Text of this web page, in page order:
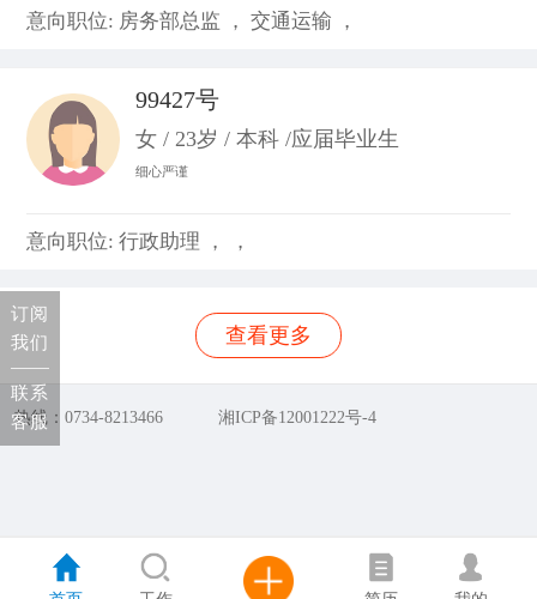
意向职位: 房务部总监 ， 交通运输 ，
99427号
女 / 23岁 / 本科 /应届毕业生
细心严谨
意向职位: 行政助理 ， ，
查看更多
热线：0734-8213466 湘ICP备12001222号-4
订阅
我们
联系
客服